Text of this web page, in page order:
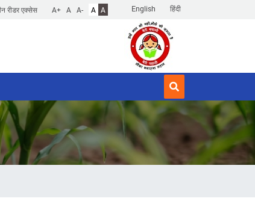
English हिंदी
रीडर एक्सेस A+ A A- A A